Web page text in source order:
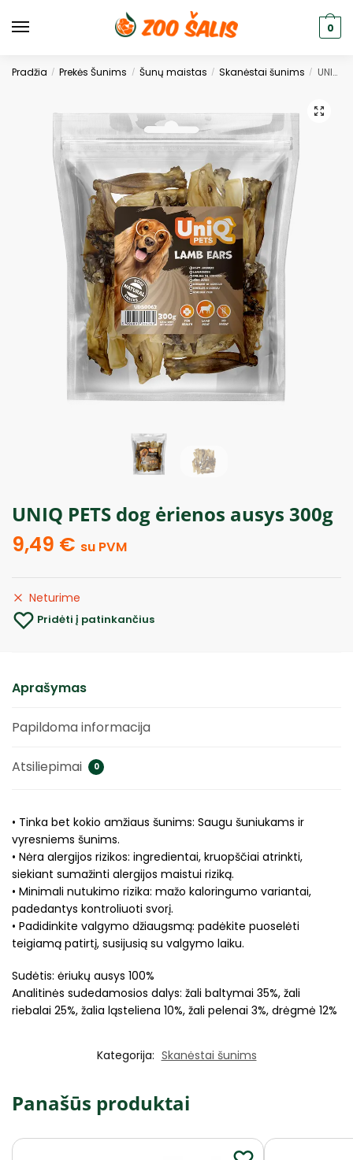
0
Pradžia / Prekės Šunims / Šunų maistas / Skanėstai šunims / UNIQ PETS dog ėrienos ausys 300g
UNIQ PETS dog ėrienos ausys 300g
9,49 € su PVM
Neturime
Pridėti į patinkančius
Aprašymas
Papildoma informacija
Atsiliepimai 0
• Tinka bet kokio amžiaus šunims: Saugu šuniukams ir
vyresniems šunims.
• Nėra alergijos rizikos: ingredientai, kruopščiai atrinkti,
siekiant sumažinti alergijos maistui riziką.
• Minimali nutukimo rizika: mažo kaloringumo variantai,
padedantys kontroliuoti svorį.
• Padidinkite valgymo džiaugsmą: padėkite puoselėti
teigiamą patirtį, susijusią su valgymo laiku.
Sudėtis: ėriukų ausys 100%
Analitinės sudedamosios dalys: žali baltymai 35%, žali
riebalai 25%, žalia ląsteliena 10%, žali pelenai 3%, drėgmė 12%
Kategorija: Skanėstai šunims
Panašūs produktai